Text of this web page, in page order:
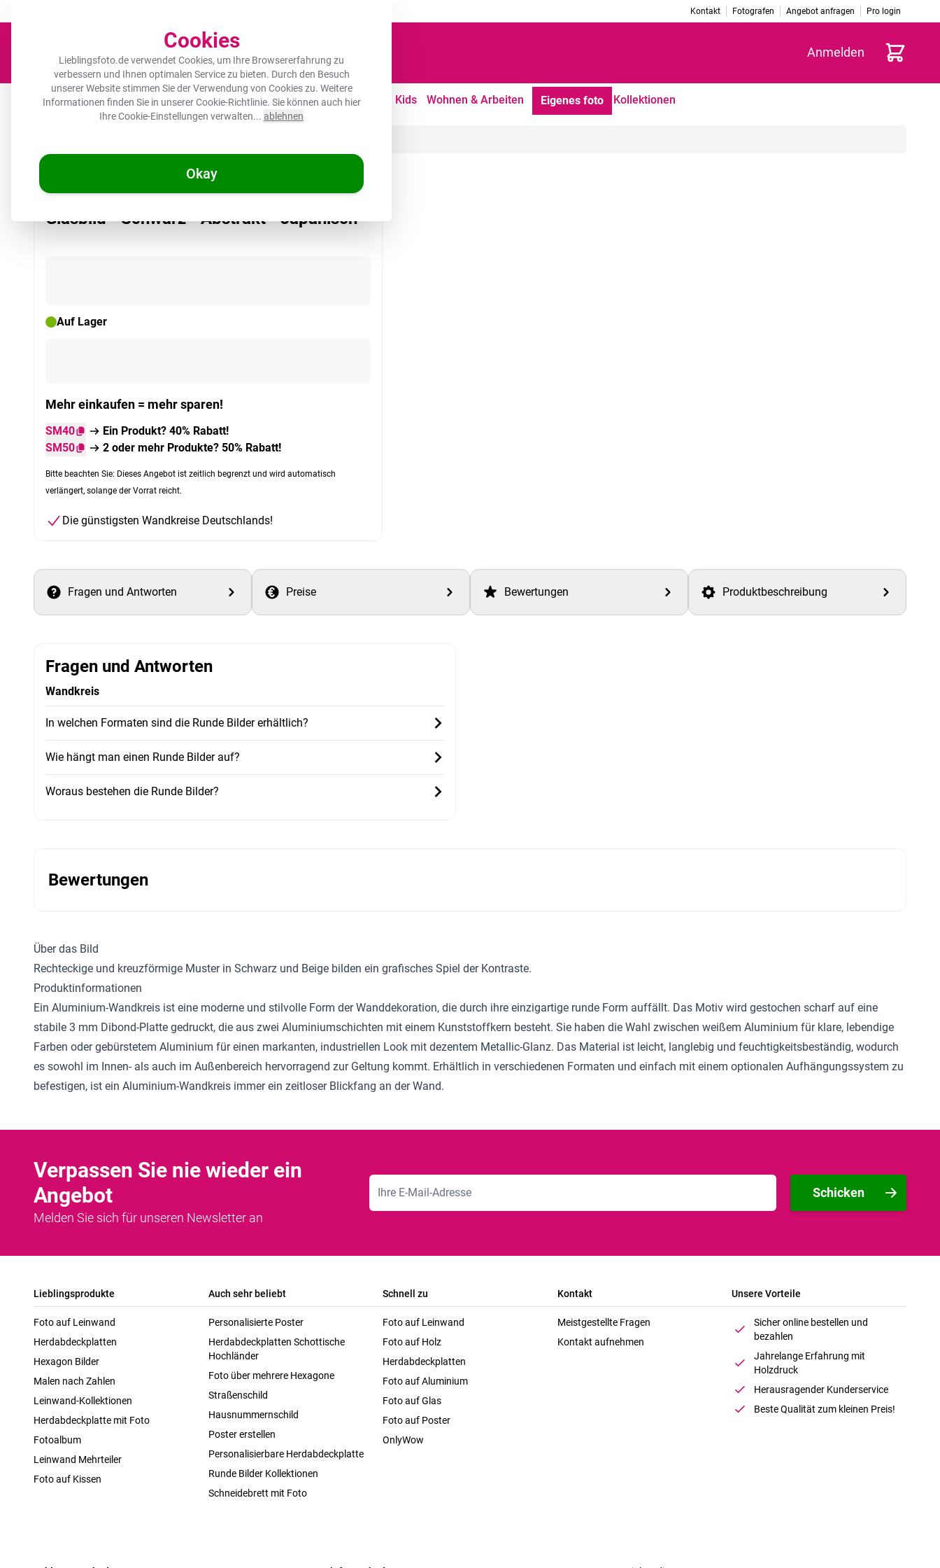
Cookies
Lieblingsfoto.de verwendet Cookies, um Ihre Browsererfahrung zu
verbessern und Ihnen optimalen Service zu bieten. Durch den Besuch
unserer Website stimmen Sie der Verwendung von Cookies zu. Weitere
Informationen finden Sie in unsererCookie-Richtlinie. Sie können auch hier
Ihre Cookie-Einstellungen verwalten... ablehnen
Okay
Kontakt Fotografen Angebot anfragen Pro login
Anmelden Warenkorb
Leinwand Herdabdeckplatte Wanddeko Küche Outdoor Freizeit Kids Wohnen & Arbeiten Eigenes foto Kollektionen
Glasbild - Schwarz - Abstrakt - Japanisch
Glasbild - Schwarz - Abstrakt - Japanisch
Auf Lager
Mehr einkaufen = mehr sparen!
SM40
Ein Produkt? 40% Rabatt!
SM50
2 oder mehr Produkte? 50% Rabatt!
Bitte beachten Sie: Dieses Angebot ist zeitlich begrenzt und wird automatisch
verlängert, solange der Vorrat reicht.
Die günstigsten Wandkreise Deutschlands!
Fragen und Antworten Preise Bewertungen Produktbeschreibung
Fragen und Antworten
Wandkreis
In welchen Formaten sind die Runde Bilder erhältlich?
Wie hängt man einen Runde Bilder auf?
Woraus bestehen die Runde Bilder?
Bewertungen
Über das Bild
Rechteckige und kreuzförmige Muster in Schwarz und Beige bilden ein grafisches Spiel der Kontraste.
Produktinformationen
Ein Aluminium-Wandkreis ist eine moderne und stilvolle Form der Wanddekoration, die durch ihre einzigartige runde Form auffällt. Das Motiv wird gestochen scharf auf eine
stabile 3 mm Dibond-Platte gedruckt, die aus zwei Aluminiumschichten mit einem Kunststoffkern besteht. Sie haben die Wahl zwischen weißem Aluminium für klare, lebendige
Farben oder gebürstetem Aluminium für einen markanten, industriellen Look mit dezentem Metallic-Glanz. Das Material ist leicht, langlebig und feuchtigkeitsbeständig, wodurch
es sowohl im Innen- als auch im Außenbereich hervorragend zur Geltung kommt. Erhältlich in verschiedenen Formaten und einfach mit einem optionalen Aufhängungssystem zu
befestigen, ist ein Aluminium-Wandkreis immer ein zeitloser Blickfang an der Wand.
Verpassen Sie nie wieder ein
Angebot
Melden Sie sich für unseren Newsletter an
E-Mailadresse
Schicken
Lieblingsprodukte
Foto auf Leinwand
Herdabdeckplatten
Hexagon Bilder
Malen nach Zahlen
Leinwand-Kollektionen
Herdabdeckplatte mit Foto
Fotoalbum
Leinwand Mehrteiler
Foto auf Kissen
Auch sehr beliebt
Personalisierte Poster
Herdabdeckplatten Schottische
Hochländer
Foto über mehrere Hexagone
Straßenschild
Hausnummernschild
Poster erstellen
Personalisierbare Herdabdeckplatte
Runde Bilder Kollektionen
Schneidebrett mit Foto
Schnell zu
Foto auf Leinwand
Foto auf Holz
Herdabdeckplatten
Foto auf Aluminium
Foto auf Glas
Foto auf Poster
OnlyWow
Kontakt
Meistgestellte Fragen
Kontakt aufnehmen
Unsere Vorteile
Sicher online bestellen und
bezahlen
Jahrelange Erfahrung mit
Holzdruck
Herausragender Kunderservice
Beste Qualität zum kleinen Preis!